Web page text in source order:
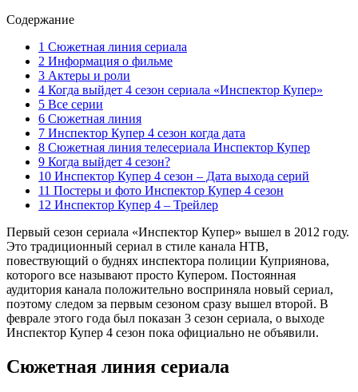
Содержание
1 Сюжетная линия сериала
2 Информация о фильме
3 Актеры и роли
4 Когда выйдет 4 сезон сериала «Инспектор Купер»
5 Все серии
6 Сюжетная линия
7 Инспектор Купер 4 сезон когда дата
8 Сюжетная линия телесериала Инспектор Купер
9 Когда выйдет 4 сезон?
10 Инспектор Купер 4 сезон – Дата выхода серий
11 Постеры и фото Инспектор Купер 4 сезон
12 Инспектор Купер 4 – Трейлер
Первый сезон сериала «Инспектор Купер» вышел в 2012 году.
Это традиционный сериал в стиле канала НТВ,
повествующий о буднях инспектора полиции Куприянова,
которого все называют просто Купером. Постоянная
аудитория канала положительно восприняла новый сериал,
поэтому следом за первым сезоном сразу вышел второй. В
феврале этого года был показан 3 сезон сериала, о выходе
Инспектор Купер 4 сезон пока официально не объявили.
Сюжетная линия сериала